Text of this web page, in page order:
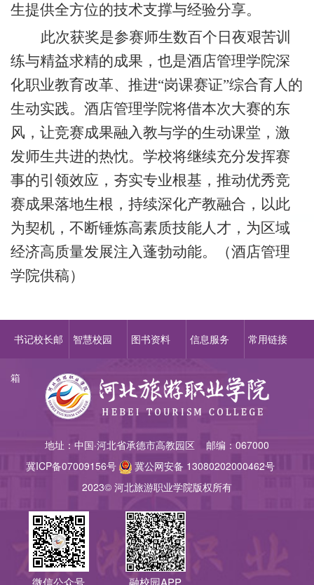
生提供全方位的技术支撑与经验分享。
此次获奖是参赛师生数百个日夜艰苦训
练与精益求精的成果 ，也是酒店管理学院深
化职业教育改革、推进“岗课赛证”综合育人的
生动实践。 酒店管理学院将借本次大赛的东
风，让竞赛成果融入教与学的生动课堂，激
发师生共进的热忱。 学校将继续充分发挥赛
事的引领效应，夯实专业根基，推动优秀竞
赛成果落地生根，持续深化产教融合 ， 以此
为契机，不断锤炼高素质技能人才，为区域
经济高质量发展注入蓬勃动能。（酒店管理
学院供稿）
书记校长邮
箱
智慧校园 图书资料 信息服务 常用链接
地址：中国·河北省承德市高教园区 邮编：067000
冀ICP备07009156号
冀公网安备 13080202000462号
2023© 河北旅游职业学院版权所有
微信公众号 融校园APP